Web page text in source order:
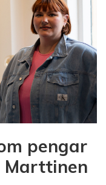
pengar
Marttinen